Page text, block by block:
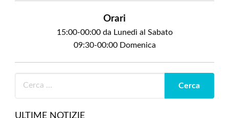
Orari
15:00-00:00 da Lunedì al Sabato
09:30-00:00 Domenica
ULTIME NOTIZIE